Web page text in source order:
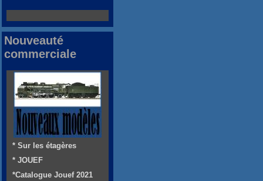
Nouveauté
commerciale
* Sur les étagères
* JOUEF
*Catalogue Jouef 2021